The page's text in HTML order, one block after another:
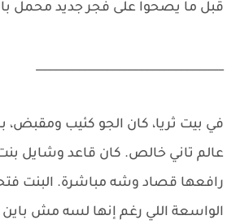
قبل ما يصحوا على فجر جديد محمل
_________________________________
في بيت ثريا، كان الجو كئيب
عالم تاني خالص. كان قاعد وشايل بنت
رافعها قصاد وشه مباشرة. البنت
الواسعة اللي رغم إنها لسه مش باين